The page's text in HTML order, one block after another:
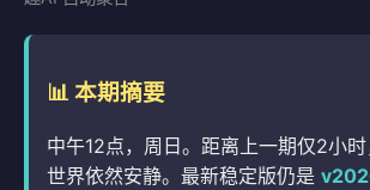
📊 本期摘要
中午12点，周日。距离上一期仅2小
世界依然安静。最新稳定版仍是